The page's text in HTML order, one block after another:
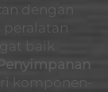
dengan
peralatan
baik
komponen-